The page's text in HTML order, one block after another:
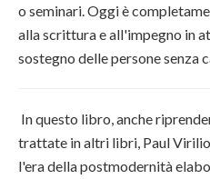
o seminari. Oggi è
alla scrittura e all'impegno in
sostegno delle persone senza
In questo libro, anche
trattate in altri libri, Paul
l'era della postmodernità